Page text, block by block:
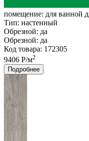
помещение: для ванной
Тип: настенный
Обрезной: да
Обрезной: да
Код товара: 172305
9406 Р/м2
Подробнее